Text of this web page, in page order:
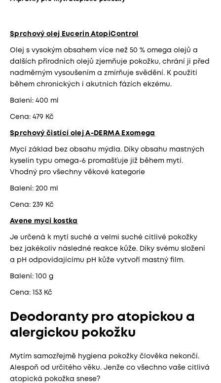
Sprchový olej Eucerin AtopiControl
Olej s vysokým obsahem více než 50 % omega olejů a
dalších přírodních olejů zjemňuje pokožku, chrání ji před
nadměrným vysoušením a zmírňuje svědění. K použití
během chronických i akutních fázích ekzému.
Balení: 400 ml
Cena: 479 Kč
Sprchový čistící olej A-DERMA Exomega
Mycí základ bez obsahu mýdla. Díky obsahu mastných
kyselin typu omega-6 promašťuje již během mytí.
Vhodný pro všechny věkové kategorie
Balení: 200 ml
Cena: 239 Kč
Avene mycí kostka
Je určená k mytí suché a velmi suché citlivé pokožky
bez jakékoliv následné reakce kůže. Díky svému složení
a pH odpovídajícímu pH kůže vytvoří mastný film.
Balení: 100 g
Cena: 153 Kč
Deodoranty pro atopickou a
alergickou pokožku
Mytím samozřejmě hygiena pokožky člověka nekončí.
Alespoň od určitého věku. Jenže co všechno vaše citlivá
atopická pokožka snese?